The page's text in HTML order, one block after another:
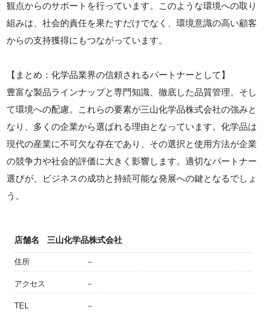
観点からのサポートを行っています。このような環境への取り
組みは、社会的責任を果たすだけでなく、環境意識の高い顧客
からの支持獲得にもつながっています。
【まとめ：化学品業界の信頼されるパートナーとして】
豊富な製品ラインナップと専門知識、徹底した品質管理、そし
て環境への配慮。これらの要素が三山化学品株式会社の強みと
なり、多くの企業から選ばれる理由となっています。化学品は
現代の産業に不可欠な存在であり、その選択と使用方法が企業
の競争力や社会的評価に大きく影響します。適切なパートナー
選びが、ビジネスの成功と持続可能な発展への鍵となるでしょ
う。
店舗名 三山化学品株式会社
住所 －
アクセス －
TEL －